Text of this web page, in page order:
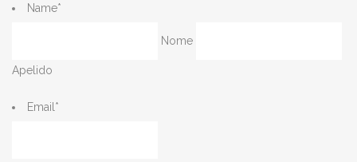
Name*
Nome
Apelido
Email *